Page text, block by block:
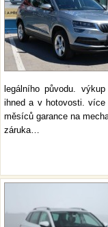
legálního původu.
ihned a v hotovosti.
měsíců garance na
záruka…